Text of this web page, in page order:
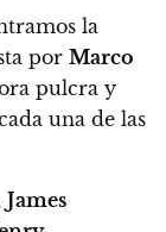
la
por Marco
pulcra y
una de las
James